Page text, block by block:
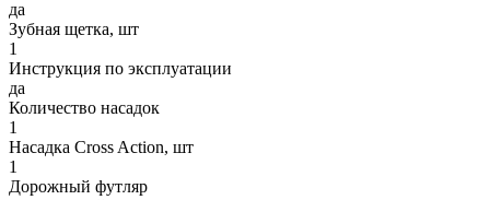
да
Зубная щетка, шт
1
Инструкция по эксплуатации
да
Количество насадок
1
Насадка Cross Action, шт
1
Дорожный футляр